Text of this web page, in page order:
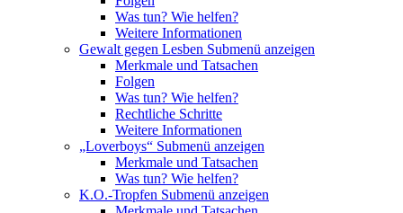
Was tun? Wie helfen?
Weitere Informationen
Gewalt gegen Lesben Submenü anzeigen
Merkmale und Tatsachen
Folgen
Was tun? Wie helfen?
Rechtliche Schritte
Weitere Informationen
„Loverboys“ Submenü anzeigen
Merkmale und Tatsachen
Was tun? Wie helfen?
K.O.-Tropfen Submenü anzeigen